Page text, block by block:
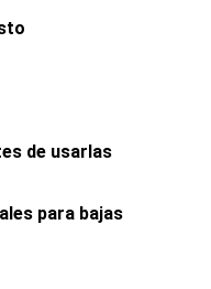
de usarlas
para bajas